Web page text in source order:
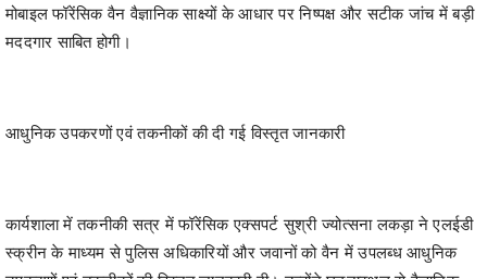
मोबाइल फॉरेंसिक वैन वैज्ञानिक साक्ष्यों के आधार पर निष्पक्ष और सटीक जांच में बड़ी
मददगार साबित होगी।
आधुनिक उपकरणों एवं तकनीकों की दी गई विस्तृत जानकारी
कार्यशाला में तकनीकी सत्र में फॉरेंसिक एक्सपर्ट सुश्री ज्योत्सना लकड़ा ने एलईडी
स्क्रीन के माध्यम से पुलिस अधिकारियों और जवानों को वैन में उपलब्ध आधुनिक